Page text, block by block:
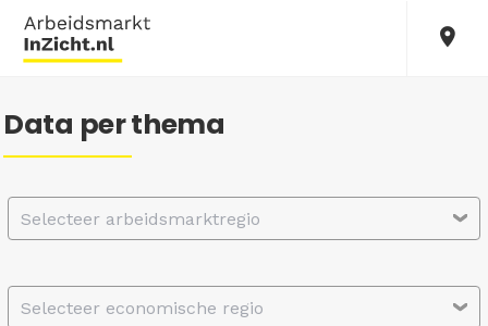
Data per thema
Selecteer arbeidsmarktregio
Selecteer economische regio